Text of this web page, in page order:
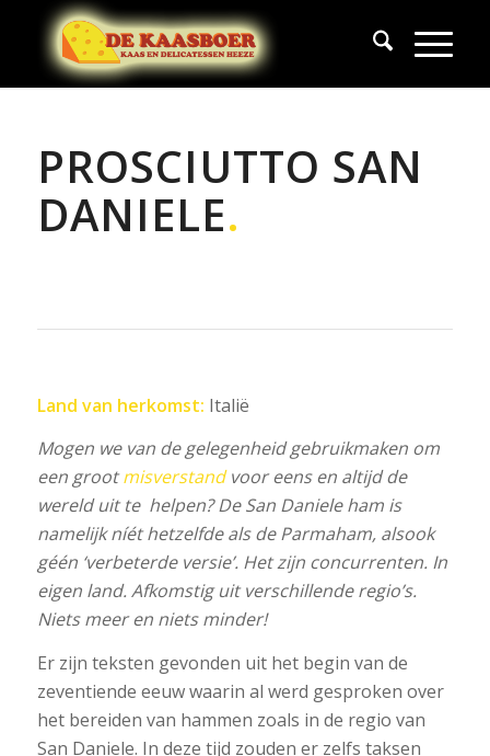
PROSCIUTTO SAN
DANIELE.
Land van herkomst: Italië
Mogen we van de gelegenheid gebruikmaken om
een grootmisverstandvoor eens en altijd de
wereld uit te helpen? De San Daniele ham is
namelijk níét hetzelfde als de Parmaham, alsook
géén ‘verbeterde versie’. Het zijn concurrenten. In
eigen land. Afkomstig uit verschillende regio’s.
Niets meer en niets minder!
Er zijn teksten gevonden uit het begin van de
zeventiende eeuw waarin al werd gesproken over
het bereiden van hammen zoals in de regio van
San Daniele. In deze tijd zouden er zelfs taksen